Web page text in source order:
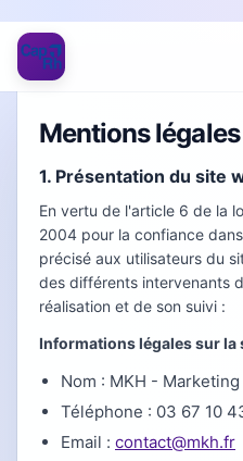
Mentions légales
1. Présentation du site
En vertu de l'article 6 de la
2004 pour la confiance
précisé aux utilisateurs du
des différents intervenants
réalisation et de son suivi :
Informations légales sur la
Nom : MKH - Marketing
Téléphone : 03 67 10
Email : contact@mkh.fr